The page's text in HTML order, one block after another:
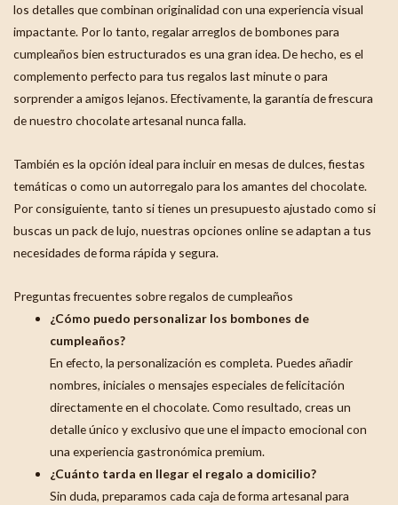
los detalles que combinan originalidad con una experiencia visual
impactante. Por lo tanto, regalar arreglos de bombones para
cumpleaños bien estructurados es una gran idea. De hecho, es el
complemento perfecto para tus regalos last minute o para
sorprender a amigos lejanos. Efectivamente, la garantía de frescura
de nuestro chocolate artesanal nunca falla.
También es la opción ideal para incluir en mesas de dulces, fiestas
temáticas o como un autorregalo para los amantes del chocolate.
Por consiguiente, tanto si tienes un presupuesto ajustado como si
buscas un pack de lujo, nuestras opciones online se adaptan a tus
necesidades de forma rápida y segura.
Preguntas frecuentes sobre regalos de cumpleaños
¿Cómo puedo personalizar los bombones de
cumpleaños?
En efecto, la personalización es completa. Puedes añadir
nombres, iniciales o mensajes especiales de felicitación
directamente en el chocolate. Como resultado, creas un
detalle único y exclusivo que une el impacto emocional con
una experiencia gastronómica premium.
¿Cuánto tarda en llegar el regalo a domicilio?
Sin duda, preparamos cada caja de forma artesanal para